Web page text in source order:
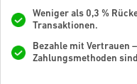
Weniger als 0,3 %
Transaktionen.
Bezahle mit Vertrauen
Zahlungsmethoden